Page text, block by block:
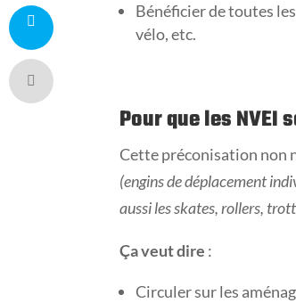
Bénéficier de toutes
vélo, etc.
Pour que les
Cette préconisation non
(engins de déplacement
aussi les skates, rollers,
Ça veut dire :
Circuler sur les